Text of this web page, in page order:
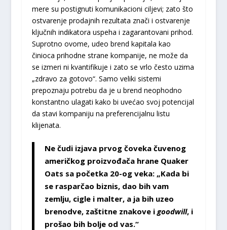
mere su postignuti komunikacioni ciljevi; zato što
ostvarenje prodajnih rezultata znači i ostvarenje
ključnih indikatora uspeha i zagarantovani prihod.
Suprotno ovome, udeo brend kapitala kao
činioca prihodne strane kompanije, ne može da
se izmeri ni kvantifikuje i zato se vrlo često uzima
„zdravo za gotovo“. Samo veliki sistemi
prepoznaju potrebu da je u brend neophodno
konstantno ulagati kako bi uvećao svoj potencijal
da stavi kompaniju na preferencijalnu listu
klijenata.
Ne čudi izjava prvog čoveka čuvenog
američkog proizvođača hrane Quaker
Oats sa početka 20-og veka: „Kada bi
se rasparčao biznis, dao bih vam
zemlju, cigle i malter, a ja bih uzeo
brenodve, zaštitne znakove igoodwill, i
prošao bih bolje od vas.“